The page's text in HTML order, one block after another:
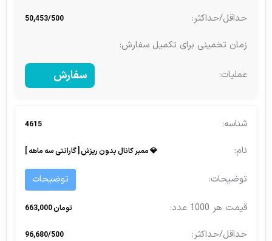
50,453/500
سفارش
4615
💎 ممبر کانال بدون ریزش [ گارانتی سه ماهه ]
توضیحات
تومان 663,000
96,680/500